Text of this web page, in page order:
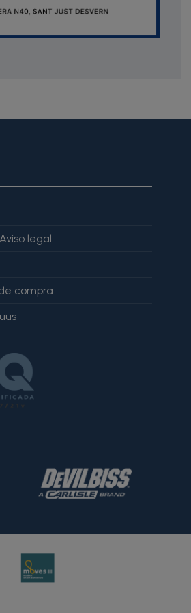
legal
compra
5 }, "reviewBody": "Este producto